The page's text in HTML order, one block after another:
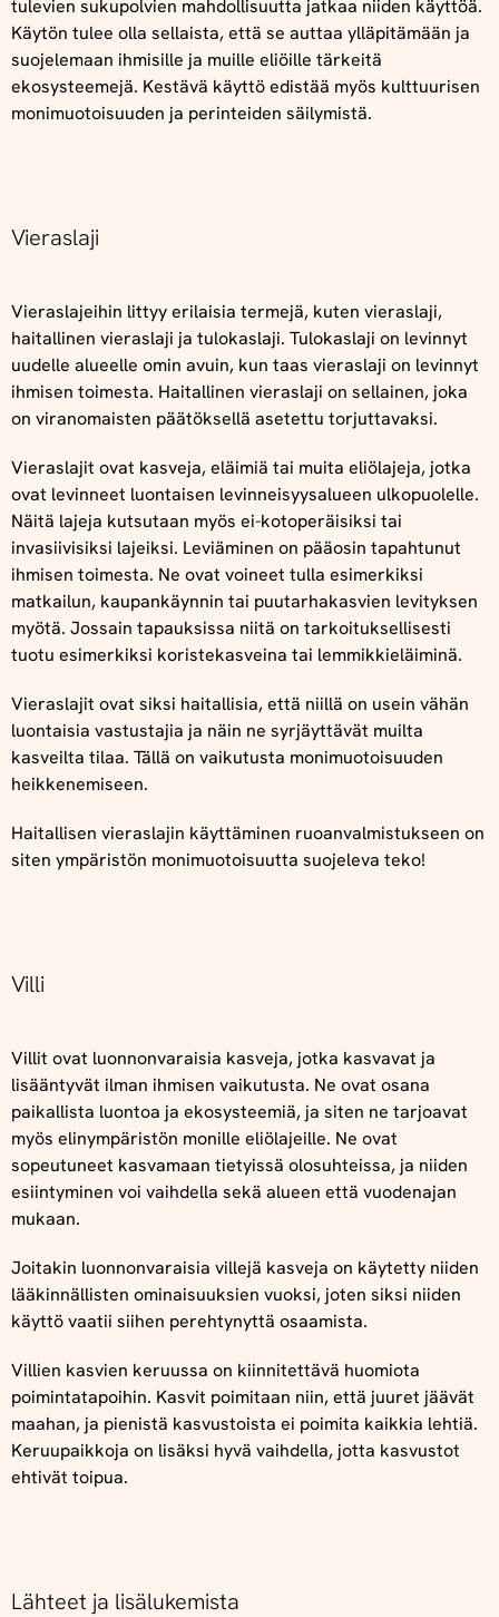
tulevien sukupolvien mahdollisuutta jatkaa niiden käyttöä.
Käytön tulee olla sellaista, että se auttaa ylläpitämään ja
suojelemaan ihmisille ja muille eliöille tärkeitä
ekosysteemejä. Kestävä käyttö edistää myös kulttuurisen
monimuotoisuuden ja perinteiden säilymistä.
Vieraslaji
Vieraslajeihin littyy erilaisia termejä, kuten vieraslaji,
haitallinen vieraslaji ja tulokaslaji. Tulokaslaji on levinnyt
uudelle alueelle omin avuin, kun taas vieraslaji on levinnyt
ihmisen toimesta. Haitallinen vieraslaji on sellainen, joka
on viranomaisten päätöksellä asetettu torjuttavaksi.
Vieraslajit ovat kasveja, eläimiä tai muita eliölajeja, jotka
ovat levinneet luontaisen levinneisyysalueen ulkopuolelle.
Näitä lajeja kutsutaan myös ei-kotoperäisiksi tai
invasiivisiksi lajeiksi. Leviäminen on pääosin tapahtunut
ihmisen toimesta. Ne ovat voineet tulla esimerkiksi
matkailun, kaupankäynnin tai puutarhakasvien levityksen
myötä. Jossain tapauksissa niitä on tarkoituksellisesti
tuotu esimerkiksi koristekasveina tai lemmikkieläiminä.
Vieraslajit ovat siksi haitallisia, että niillä on usein vähän
luontaisia vastustajia ja näin ne syrjäyttävät muilta
kasveilta tilaa. Tällä on vaikutusta monimuotoisuuden
heikkenemiseen.
Haitallisen vieraslajin käyttäminen ruoanvalmistukseen on
siten ympäristön monimuotoisuutta suojeleva teko!
Villi
Villit ovat luonnonvaraisia kasveja, jotka kasvavat ja
lisääntyvät ilman ihmisen vaikutusta. Ne ovat osana
paikallista luontoa ja ekosysteemiä, ja siten ne tarjoavat
myös elinympäristön monille eliölajeille. Ne ovat
sopeutuneet kasvamaan tietyissä olosuhteissa, ja niiden
esiintyminen voi vaihdella sekä alueen että vuodenajan
mukaan.
Joitakin luonnonvaraisia villejä kasveja on käytetty niiden
lääkinnällisten ominaisuuksien vuoksi, joten siksi niiden
käyttö vaatii siihen perehtynyttä osaamista.
Villien kasvien keruussa on kiinnitettävä huomiota
poimintatapoihin. Kasvit poimitaan niin, että juuret jäävät
maahan, ja pienistä kasvustoista ei poimita kaikkia lehtiä.
Keruupaikkoja on lisäksi hyvä vaihdella, jotta kasvustot
ehtivät toipua.
Lähteet ja lisälukemista